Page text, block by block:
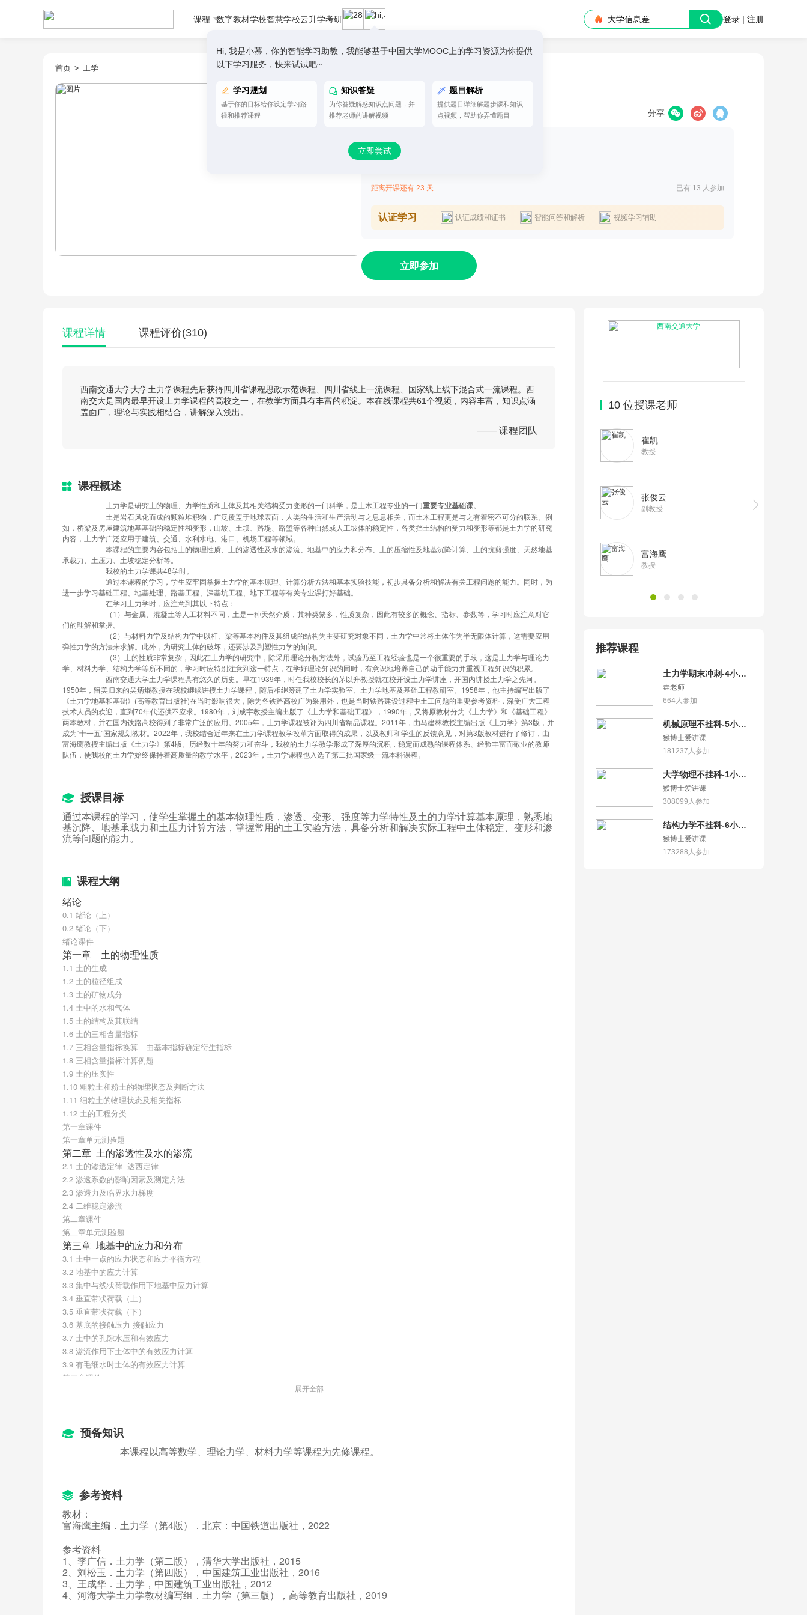
课程 数字教材学校智慧学校云升学考研
Hi, 我是小慕，你的智能学习助教，我能够基于中国大学MOOC上的学习资源为你提供
以下学习服务，快来试试吧~
学习规划
基于你的目标给你设定学习路
径和推荐课程
知识答疑
为你答疑解惑知识点问题，并
推荐老师的讲解视频
题目解析
提供题目详细解题步骤和知识
点视频，帮助你弄懂题目
立即尝试
大学信息差 登录 | 注册
首页 > 工学
认证学习
土力学 分享
第9次开课
开课时间：
距离开课还有 23 天 已有 13 人参加
认证学习 认证成绩和证书 智能问答和解析 视频学习辅助
立即参加
课程详情 课程评价(310)
西南交通大学大学土力学课程先后获得四川省课程思政示范课程、四川省线上一流课程、国家线上线下混合式一流课程。西
南交大是国内最早开设土力学课程的高校之一，在教学方面具有丰富的积淀。本在线课程共61个视频，内容丰富，知识点涵
盖面广，理论与实践相结合，讲解深入浅出。
—— 课程团队
课程概述
		土力学是研究土的物理、力学性质和土体及其相关结构受力变形的一门科学，是土木工程专业的一门
重要专业基础课。
如，桥梁及房屋建筑地基基础的稳定性和变形，山坡、土坝、路堤、路堑等各种自然或人工坡体的稳定性，各类挡土结构的受力和变形等都是土力学的研究
内容，土力学广泛应用于建筑、交通、水利水电、港口、机场工程等领域。
承载力、土压力、土坡稳定分析等。
		我校的土力学课共48学时。
进一步学习基础工程、地基处理、路基工程、深基坑工程、地下工程等有关专业课打好基础。
		在学习土力学时，应注意到其以下特点：
们的理解和掌握。
弹性力学的方法来求解。此外，为研究土体的破坏，还要涉及到塑性力学的知识。
学、材料力学、结构力学等所不同的，学习时应特别注意到这一特点，在学好理论知识的同时，有意识地培养自己的动手能力并重视工程知识的积累。
1950年，留美归来的吴炳焜教授在我校继续讲授土力学课程，随后相继筹建了土力学实验室、土力学地基及基础工程教研室。1958年，他主持编写出版了
《土力学地基和基础》(高等教育出版社)在当时影响很大，除为各铁路高校广为采用外，也是当时铁路建设过程中土工问题的重要参考资料，深受广大工程
技术人员的欢迎，直到70年代还供不应求。1980年，刘成宇教授主编出版了《土力学和基础工程》，1990年，又将原教材分为《土力学》和《基础工程》
两本教材，并在国内铁路高校得到了非常广泛的应用。2005年，土力学课程被评为四川省精品课程。 2011年，由马建林教授主编出版《土力学》第3版，并
成为“十一五”国家规划教材。2022年，我校结合近年来在土力学课程教学改革方面取得的成果，以及教师和学生的反馈意见，对第3版教材进行了修订，由
富海鹰教授主编出版《土力学》第4版。历经数十年的努力和奋斗，我校的土力学教学形成了深厚的沉积，稳定而成熟的课程体系、经验丰富而敬业的教师
队伍，使我校的土力学始终保持着高质量的教学水平，2023年，土力学课程也入选了第二批国家级一流本科课程。
授课目标
通过本课程的学习，使学生掌握土的基本物理性质，渗透、变形、强度等力学特性及土的力学计算基本原理，熟悉地
基沉降、地基承载力和土压力计算方法，掌握常用的土工实验方法，具备分析和解决实际工程中土体稳定、变形和渗
流等问题的能力。
课程大纲
绪论
0.1 绪论（上）
0.2 绪论（下）
绪论课件
第一章　土的物理性质
1.1 土的生成
1.2 土的粒径组成
1.3 土的矿物成分
1.4 土中的水和气体
1.5 土的结构及其联结
1.6 土的三相含量指标
1.7 三相含量指标换算—由基本指标确定衍生指标
1.8 三相含量指标计算例题
1.9 土的压实性
1.10 粗粒土和粉土的物理状态及判断方法
1.11 细粒土的物理状态及相关指标
1.12 土的工程分类
第一章课件
第一章单元测验题
第二章  土的渗透性及水的渗流
2.1 土的渗透定律--达西定律
2.2 渗透系数的影响因素及测定方法
2.3 渗透力及临界水力梯度
2.4 二维稳定渗流
第二章课件
第二章单元测验题
第三章  地基中的应力和分布
3.1 土中一点的应力状态和应力平衡方程
3.2 地基中的应力计算
3.3 集中与线状荷载作用下地基中应力计算
3.4 垂直带状荷载（上）
3.5 垂直带状荷载（下）
3.6 基底的接触压力 接触应力
3.7 土中的孔隙水压和有效应力
3.8 渗流作用下土体中的有效应力计算
3.9 有毛细水时土体的有效应力计算
第三章课件
4.2 土的压缩性（二）
4.4 土的压缩性（四）
4.7 地基沉降计算-分层总和法（二）
4.8 基于平均附加应力系数的沉降计算
4.9 沉降差和倾斜
4.11 饱和黏土的渗透固结理论（二）
4.12 饱和黏土的渗透固结理论（三）
第四章课件
第四章单元测验题
第五章  土的抗剪强度
展开全部
预备知识
本课程以高等数学、理论力学、材料力学等课程为先修课程。
参考资料
教材：
富海鹰主编．土力学（第4版）．北京：中国铁道出版社， 2022
参考资料
1 、李广信．土力学（第二版），清华大学出版社， 2015
2 、刘松玉．土力学（第四版），中国建筑工业出版社， 2016
3 、王成华．土力学，中国建筑工业出版社， 2012
4 、河海大学土力学教材编写组．土力学（第三版），高等教育出版社， 2019
10 位授课老师
崔凯
教授
张俊云
副教授
富海鹰
教授
推荐课程
土力学期末冲刺-4小时
突击土力学
垚老师
664人参加
机械原理不挂科-5小时
学完机械原理
猴博士爱讲课
181237 人参加
大学物理不挂科-1小时
学完力学
猴博士爱讲课
308099 人参加
结构力学不挂科-6小时
学完结构力学(上)
猴博士爱讲课
173288 人参加